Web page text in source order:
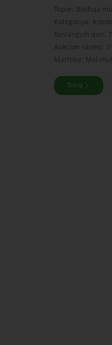
Topar: Boshqa
Kategoriya:
Baslanǵısh qun:
Aukcion sánesi:
Mártebe: Mol-
Tolıq